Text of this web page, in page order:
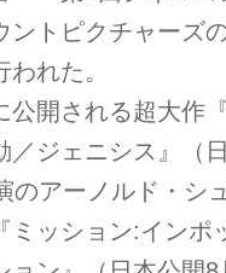
ントピクチャーズ
れた。
公開される超大作
／ジェニシス』（
のアーノルド・シ
ミッション:インポ